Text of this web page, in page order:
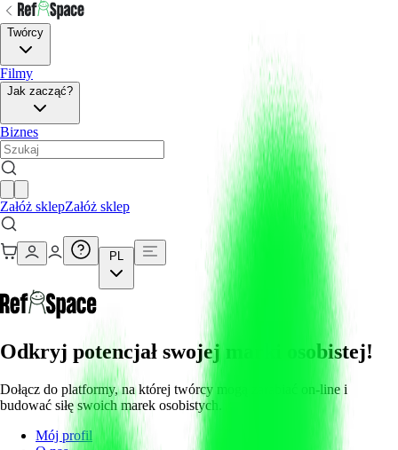
Twórcy
Filmy
Jak zacząć?
Biznes
Załóż sklepZałóż sklep
PL
Odkryj potencjał swojej marki osobistej!
Dołącz do platformy, na której twórcy mogą zarabiać on-line i
budować siłę swoich marek osobistych.
Mój profil